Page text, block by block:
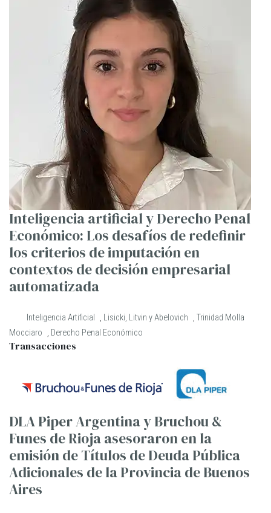
Inteligencia artificial y Derecho Penal
Económico: Los desafíos de redefinir
los criterios de imputación en
contextos de decisión empresarial
automatizada
Inteligencia Artificial , Lisicki, Litvin y Abelovich , Trinidad Molla
Mocciaro , Derecho Penal Económico
Transacciones
DLA Piper Argentina y Bruchou &
Funes de Rioja asesoraron en la
emisión de Títulos de Deuda Pública
Adicionales de la Provincia de Buenos
Aires